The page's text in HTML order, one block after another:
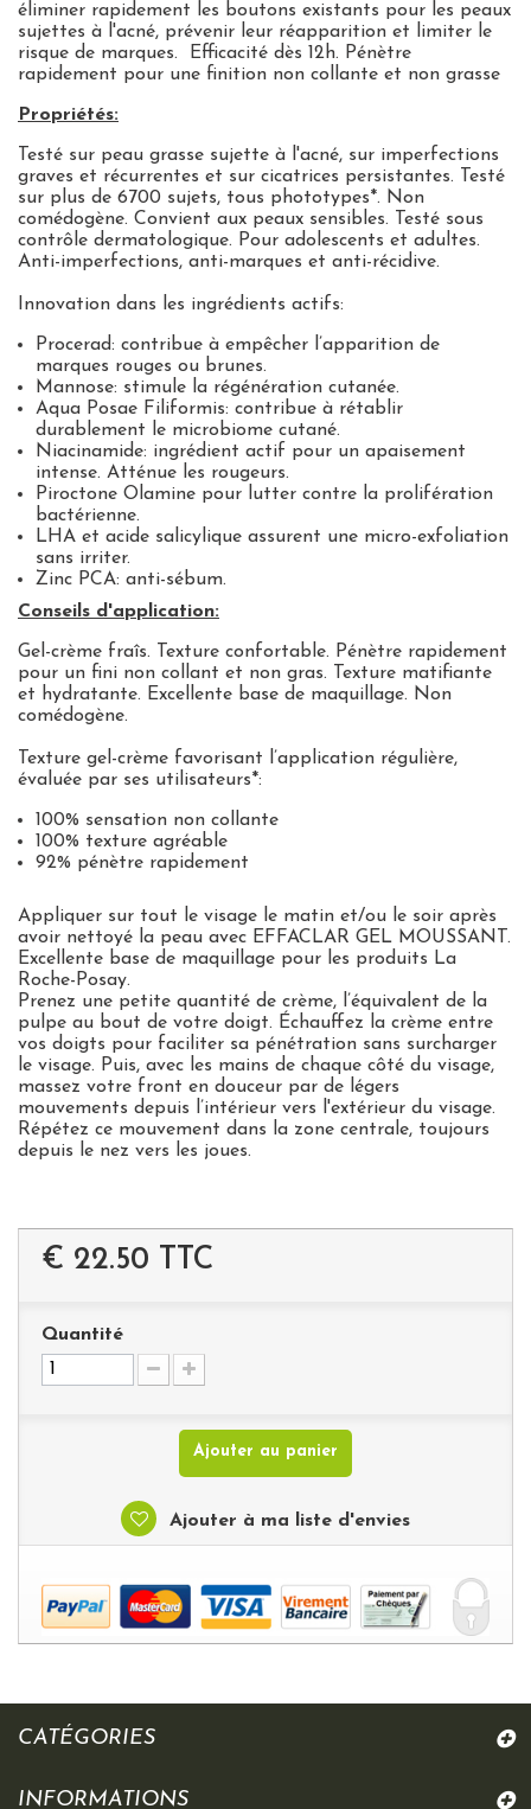
éliminer rapidement les boutons existants pour les peaux
sujettes à l'acné, prévenir leur réapparition et limiter le
risque de marques. Efficacité dès 12h. Pénètre
rapidement pour une finition non collante et non grasse
Propriétés:
Testé sur peau grasse sujette à l'acné, sur imperfections
graves et récurrentes et sur cicatrices persistantes. Testé
sur plus de 6700 sujets, tous phototypes*. Non
comédogène. Convient aux peaux sensibles. Testé sous
contrôle dermatologique. Pour adolescents et adultes.
Anti-imperfections, anti-marques et anti-récidive.
Innovation dans les ingrédients actifs:
Procerad: contribue à empêcher l’apparition de
marques rouges ou brunes.
Mannose: stimule la régénération cutanée.
Aqua Posae Filiformis: contribue à rétablir
durablement le microbiome cutané.
Niacinamide: ingrédient actif pour un apaisement
intense. Atténue les rougeurs.
Piroctone Olamine pour lutter contre la prolifération
bactérienne.
LHA et acide salicylique assurent une micro-exfoliation
sans irriter.
Zinc PCA: anti-sébum.
Conseils d'application:
Gel-crème fraîs. Texture confortable. Pénètre rapidement
pour un fini non collant et non gras. Texture matifiante
et hydratante. Excellente base de maquillage. Non
comédogène.
Texture gel-crème favorisant l’application régulière,
évaluée par ses utilisateurs*:
100% sensation non collante
100% texture agréable
92% pénètre rapidement
Appliquer sur tout le visage le matin et/ou le soir après
avoir nettoyé la peau avec EFFACLAR GEL MOUSSANT.
Excellente base de maquillage pour les produits La
Roche-Posay.
Prenez une petite quantité de crème, l’équivalent de la
pulpe au bout de votre doigt. Échauffez la crème entre
vos doigts pour faciliter sa pénétration sans surcharger
le visage. Puis, avec les mains de chaque côté du visage,
massez votre front en douceur par de légers
mouvements depuis l’intérieur vers l'extérieur du visage.
Répétez ce mouvement dans la zone centrale, toujours
depuis le nez vers les joues.
€ 22.50 TTC
Quantité
Ajouter au panier
Ajouter à ma liste d'envies
CATÉGORIES
INFORMATIONS